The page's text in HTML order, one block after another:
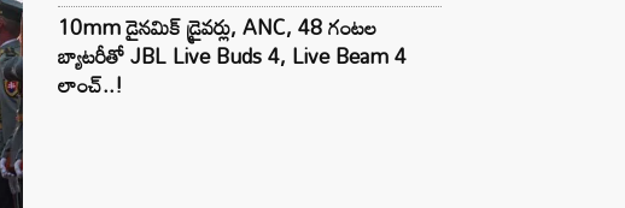
10mm డైనమిక్ డ్రైవర్లు, ANC, 48 గంటల
బ్యాటరీతో JBL Live Buds 4, Live Beam 4
లాంచ్..!